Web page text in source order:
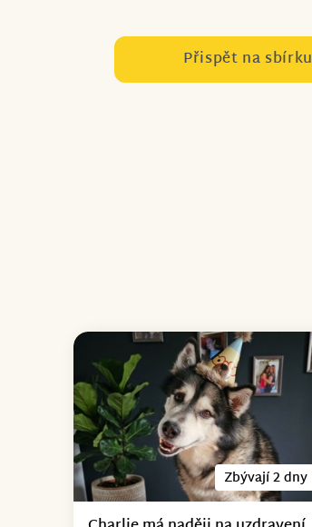
Přispět na sbírku
Zbývají 2 dny